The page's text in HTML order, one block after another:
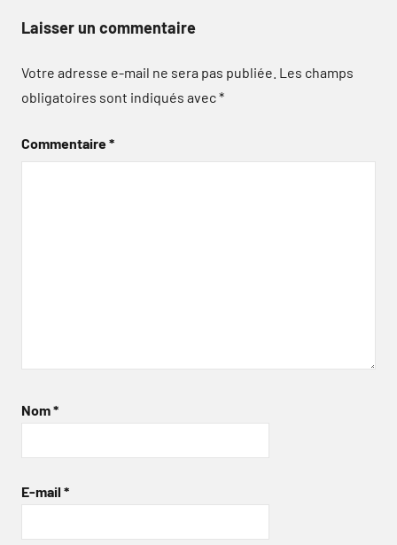
Laisser un commentaire
Votre adresse e-mail ne sera pas publiée. Les champs
obligatoires sont indiqués avec*
Commentaire*
Nom*
E-mail *